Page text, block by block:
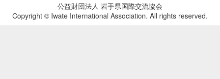
公益財団法人 岩手県国際交流協会
Copyright © Iwate International Association. All rights reserved.